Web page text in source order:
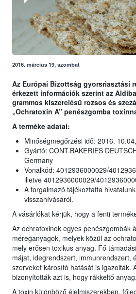
2016. március 19, szombat
Az Európai Bizottság gyorsriasztási
érkezett információk szerint az
grammos kiszerelésű rozsos és
„Ochratoxin A” penészgomba
A terméke adatai:
Minőségmegőrzési idő: 2016.
Gyártó: CONT.BAKERIES
Germany
Vonalkód: 4012936000029/
illetve 4012936000029/
A forgalmazó tájékoztatta
visszahívásáról.
A vásárlókat kérjük, hogy a fenti
Az ochratoxinok egyes penészgombák
méreganyagok, melyek közül az
mely erősen toxikus anyag. Fő
májat, idegrendszert, immunrendszert,
szerveket károsító hatását is igazolták.
bizonyították azt is, hogy rákkeltő anyag.
A toxin különböző élelmiszerekben,